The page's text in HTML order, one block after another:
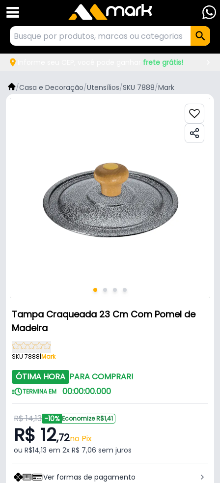
frete grátis!
/Casa e Decoração/Utensílios/SKU 7888/Mark
Tampa Craqueada 23 Cm Com Pomel de
Madeira
SKU 7888|Mark
ÓTIMA HORA PARA COMPRAR!
TERMINA EM 00:00:00.000
R$ 14,13 -10% Economize R$1,41
R$ 12,72no Pix
ou R$14,13 em 2x R$ 7,06 sem juros
Ver formas de pagamento